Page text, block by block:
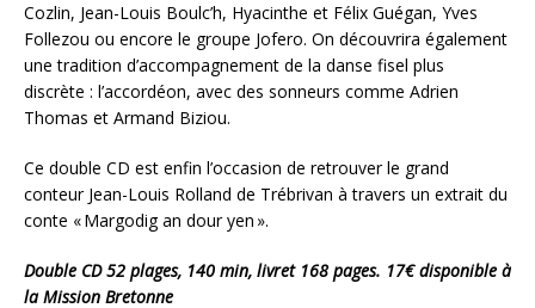
Cozlin, Jean-Louis Boulc’h, Hyacinthe et Félix Guégan, Yves
Follezou ou encore le groupe Jofero. On découvrira également
une tradition d’accompagnement de la danse fisel plus
discrète : l’accordéon, avec des sonneurs comme Adrien
Thomas et Armand Biziou.
Ce double CD est enfin l’occasion de retrouver le grand
conteur Jean-Louis Rolland de Trébrivan à travers un extrait du
conte « Margodig an dour yen ».
Double CD 52 plages, 140 min, livret 168 pages. 17€ disponible à
la Mission Bretonne